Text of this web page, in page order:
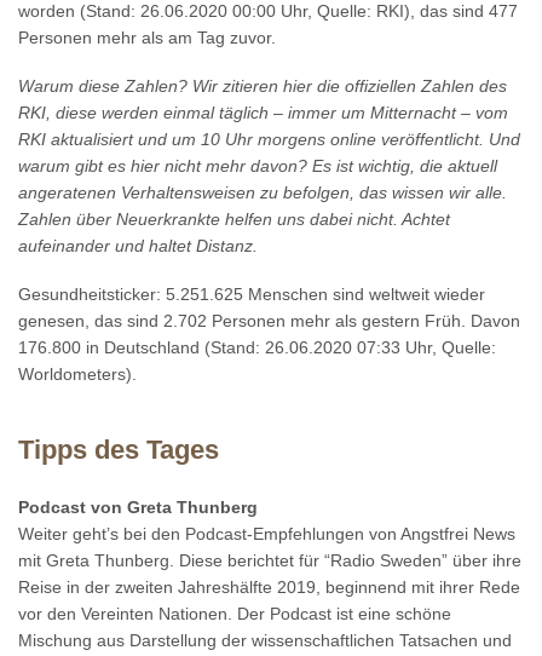
worden (Stand: 26.06.2020 00:00 Uhr, Quelle: RKI), das sind 477
Personen mehr als am Tag zuvor.
Warum diese Zahlen? Wir zitieren hier die offiziellen Zahlen des
RKI, diese werden einmal täglich – immer um Mitternacht – vom
RKI aktualisiert und um 10 Uhr morgens online veröffentlicht. Und
warum gibt es hier nicht mehr davon? Es ist wichtig, die aktuell
angeratenen Verhaltensweisen zu befolgen, das wissen wir alle.
Zahlen über Neuerkrankte helfen uns dabei nicht. Achtet
aufeinander und haltet Distanz.
Gesundheitsticker: 5.251.625 Menschen sind weltweit wieder
genesen, das sind 2.702 Personen mehr als gestern Früh. Davon
176.800 in Deutschland (Stand: 26.06.2020 07:33 Uhr, Quelle:
Worldometers).
Tipps des Tages
Podcast von Greta Thunberg
Weiter geht’s bei den Podcast-Empfehlungen von Angstfrei News
mit Greta Thunberg. Diese berichtet für “Radio Sweden” über ihre
Reise in der zweiten Jahreshälfte 2019, beginnend mit ihrer Rede
vor den Vereinten Nationen. Der Podcast ist eine schöne
Mischung aus Darstellung der wissenschaftlichen Tatsachen und